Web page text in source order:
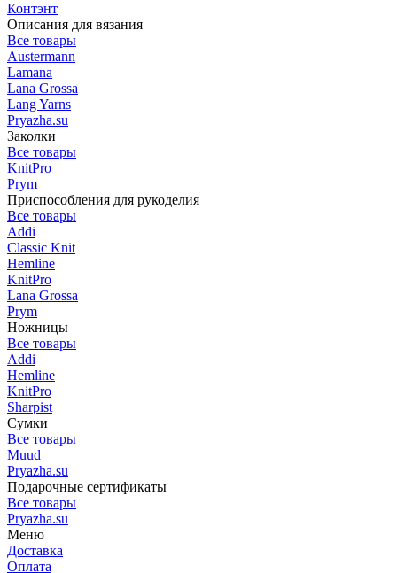
Контэнт
Описания для вязания
Все товары
Austermann
Lamana
Lana Grossa
Lang Yarns
Pryazha.su
Заколки
Все товары
KnitPro
Prym
Приспособления для рукоделия
Все товары
Addi
Classic Knit
Hemline
KnitPro
Lana Grossa
Prym
Ножницы
Все товары
Addi
Hemline
KnitPro
Sharpist
Сумки
Все товары
Muud
Pryazha.su
Подарочные сертификаты
Все товары
Pryazha.su
Меню
Доставка
Оплата